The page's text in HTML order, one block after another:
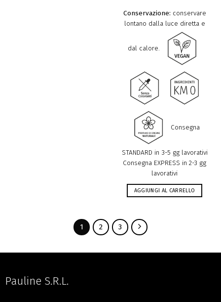
Conservazione: conservare
lontano dalla luce diretta e
dal calore.
Consegna
STANDARD in 3-5 gg lavorativi
Consegna EXPRESS in 2-3 gg
lavorativi
AGGIUNGI AL CARRELLO
1 2 3
Pauline S.R.L.